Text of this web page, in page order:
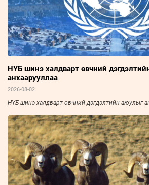
НҮБ шинэ халдварт өвчний
анхаарууллаа
2026-08-02
НҮБ шинэ халдварт өвчний дэгдэлтийн аюулыг